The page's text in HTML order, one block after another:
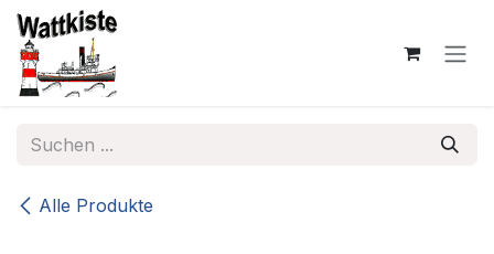
Zum Inhalt springen
Alle Produkte